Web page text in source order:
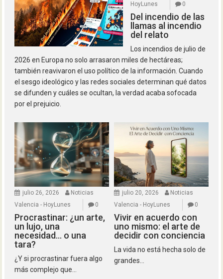
HoyLunes
0
Del incendio de las
llamas al incendio
del relato
Los incendios de julio de
2026 en Europa no solo arrasaron miles de hectáreas;
también reavivaron el uso político de la información. Cuando
el sesgo ideológico y las redes sociales determinan qué datos
se difunden y cuáles se ocultan, la verdad acaba sofocada
por el prejuicio.
julio 26, 2026
Noticias
Valencia - HoyLunes
0
Procrastinar: ¿un arte,
un lujo, una
necesidad… o una
tara?
¿Y si procrastinar fuera algo
más complejo que...
julio 20, 2026
Noticias
Valencia - HoyLunes
0
Vivir en acuerdo con
uno mismo: el arte de
decidir con conciencia
La vida no está hecha solo de
grandes...